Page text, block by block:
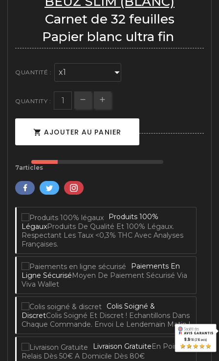
(1 avis)
Carnet de 32 feuilles
Papier blanc ultra fin
QUANTITÉ :
QUANTITY :
 AJOUTER AU PANIER
7articles
Produits 100%
LégauxProduits De Qualité Et 100% Légaux.
Respectant Les Taux <0,3% THC Avec Analyses
Françaises.
Paiements En
Ligne SécuriséMoyen De Paiement Sécurisé Via
Viva Wallet
Colis Soigné &
DiscretColis Soigné Et Discret ! Echantillons Dans
Chaque Commande. Envoi Le Lendemain Matin !
Livraison Gratuite En Point
Relais Dès 50€ A Domicile Dès 80€
9.9/10 (216 avis)
★★★★★